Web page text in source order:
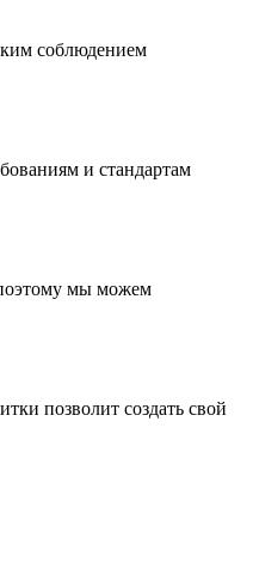
соблюдением
и стандартам
мы можем
позволит создать свой